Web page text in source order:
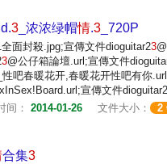
3 _浓浓绿帽情.3 _720P
面封殺.jpg;宣傳文件dioguitar23
3@公仔箱論壇.url;宣傳文件
_性吧春暖花开,春暖花开性吧有你
宣傳文件dioguitar2
间： 2014-01-26 文件大小： 2
合集3